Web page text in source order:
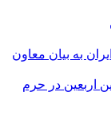
به بیان معاون
اربعین در حرم